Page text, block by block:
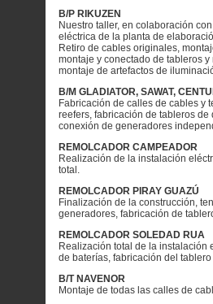
B/P RIKUZEN
Nuestro taller, en colaboración
eléctrica de la planta de
Retiro de cables originales,
montaje y conectado de tableros
montaje de artefactos de
B/M GLADIATOR, SAWAT,
Fabricación de calles de cables y
reefers, fabricación de tableros
conexión de generadores
REMOLCADOR CAMPEADOR
Realización de la instalación
total.
REMOLCADOR PIRAY GUAZÚ
Finalización de la construcción,
generadores, fabricación de
REMOLCADOR SOLEDAD RUA
Realización total de la instalación
de baterías, fabricación del
B/T NAVENOR
Montaje de todas las calles de